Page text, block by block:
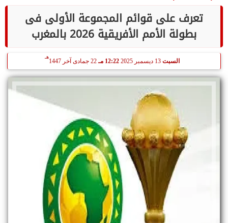
تعرف على قوائم المجموعة الأولى فى
بطولة الأمم الأفريقية 2026 بالمغرب
السبت 13 ديسمبر 2025 12:22 مـ 22 جمادى آخر 1447
هـ